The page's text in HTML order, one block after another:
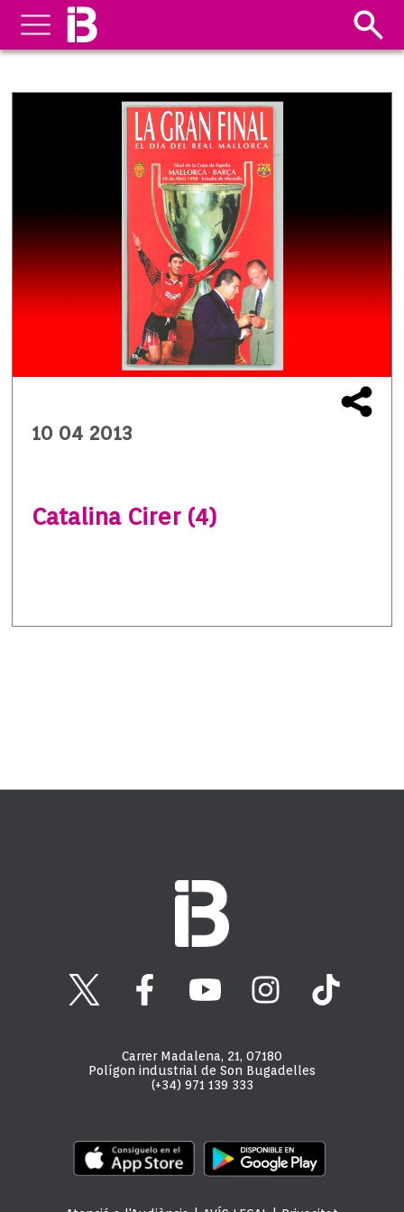
10 04 2013
Catalina Cirer (4)
Carrer Madalena, 21, 07180
Polígon industrial de Son Bugadelles
(+34) 971 139 333